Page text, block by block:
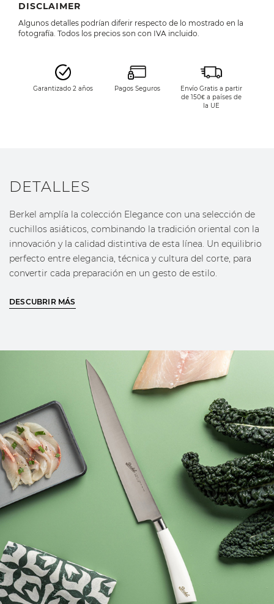
DISCLAIMER
Algunos detalles podrían diferir respecto de lo mostrado en la
fotografía. Todos los precios son con IVA incluido.
Garantizado 2 años Pagos Seguros
Envío Gratis a partir
de 150€ a países de
la UE
DETALLES
Berkel amplía la colección Elegance con una selección de
cuchillos asiáticos, combinando la tradición oriental con la
innovación y la calidad distintiva de esta línea. Un equilibrio
perfecto entre elegancia, técnica y cultura del corte, para
convertir cada preparación en un gesto de estilo.
tratamiento térmico criogénico con dureza 58/60 HRC
Mango moldeado en polimetacrilato (PMMA) con
acabado brillante
Virola de acero para garantizar la máxima adhesión
entre hoja y mango así como un perfecto equilibrio del
cuchillo durante el uso
Logotipo Berkel grabado en la hoja
Logotipo de oro sobre el mango con el reconocible
diseño Berkel
DESCUBRE MÁS
DESCUBRIR MÁS